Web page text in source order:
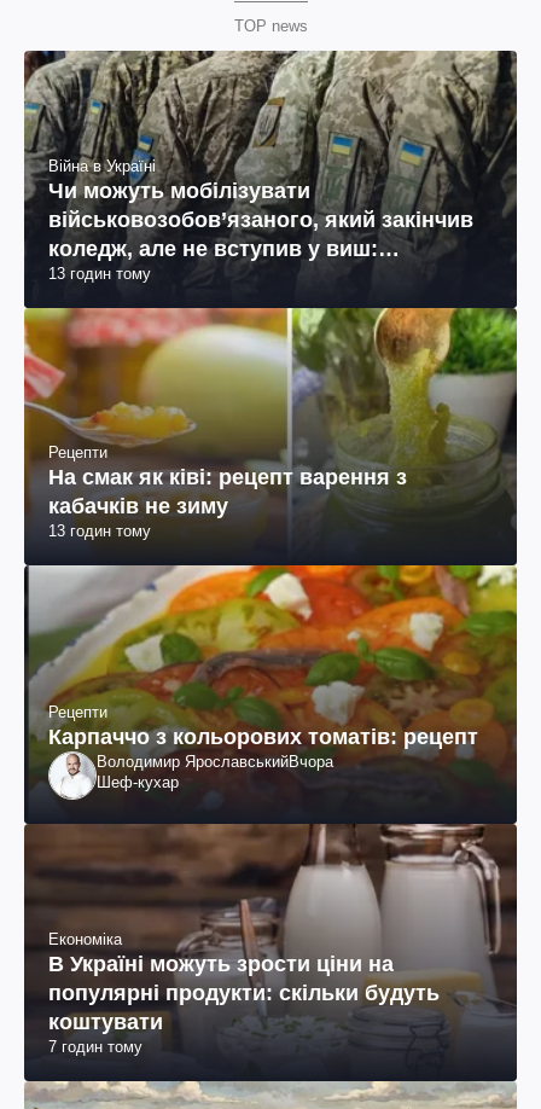
TOP news
Війна в Україні
Чи можуть мобілізувати
військовозобов’язаного, який закінчив
коледж, але не вступив у виш:
пояснення юриста
13 годин тому
Рецепти
На смак як ківі: рецепт варення з
кабачків не зиму
13 годин тому
Рецепти
Карпаччо з кольорових томатів: рецепт
Володимир ЯрославськийВчора
Шеф-кухар
Економіка
В Україні можуть зрости ціни на
популярні продукти: скільки будуть
коштувати
7 годин тому